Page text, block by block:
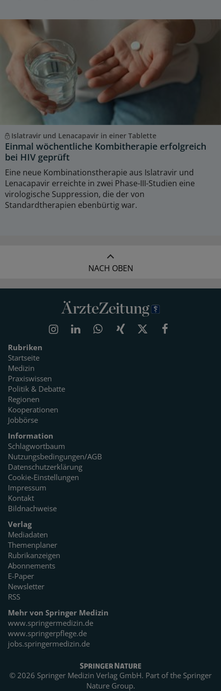
Islatravir und Lenacapavir in einer Tablette
Einmal wöchentliche Kombitherapie erfolgreich
bei HIV geprüft
Eine neue Kombinationstherapie aus Islatravir und
Lenacapavir erreichte in zwei Phase-III-Studien eine
virologische Suppression, die der von
Standardtherapien ebenbürtig war.
NACH OBEN
Rubriken
Startseite
Medizin
Praxiswissen
Politik & Debatte
Regionen
Kooperationen
Jobbörse
Information
Schlagwortbaum
Nutzungsbedingungen/AGB
Datenschutzerklärung
Cookie-Einstellungen
Impressum
Kontakt
Bildnachweise
Verlag
Mediadaten
Themenplaner
Rubrikanzeigen
Abonnements
E-Paper
Newsletter
RSS
Mehr von Springer Medizin
www.springermedizin.de
www.springerpflege.de
jobs.springermedizin.de
© 2026 Springer Medizin Verlag GmbH. Part of the Springer
Nature Group.